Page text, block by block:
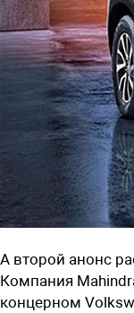
А второй анонс
Компания
концерном